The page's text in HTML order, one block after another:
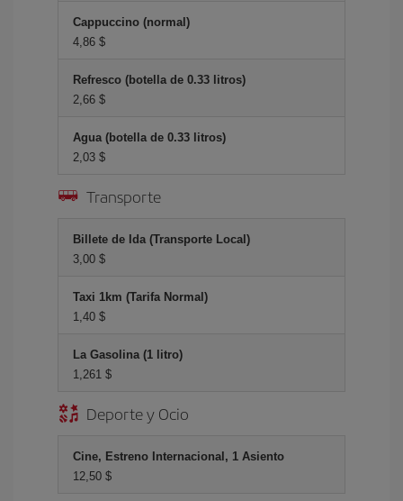
Cappuccino (normal)
4,86 $
Refresco (botella de 0.33 litros)
2,66 $
Agua (botella de 0.33 litros)
2,03 $
Transporte
Billete de Ida (Transporte Local)
3,00 $
Taxi 1km (Tarifa Normal)
1,40 $
La Gasolina (1 litro)
1,261 $
Deporte y Ocio
Cine, Estreno Internacional, 1 Asiento
12,50 $